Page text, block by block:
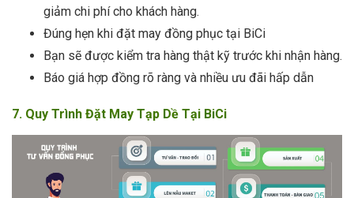
giảm chi phí cho khách hàng.
Đúng hẹn khi đặt may đồng phục tại BiCi
Bạn sẽ được kiểm tra hàng thật kỹ trước khi nhận hàng.
Báo giá hợp đồng rõ ràng và nhiều ưu đãi hấp dẫn
7. Quy Trình Đặt May Tạp Dề Tại BiCi